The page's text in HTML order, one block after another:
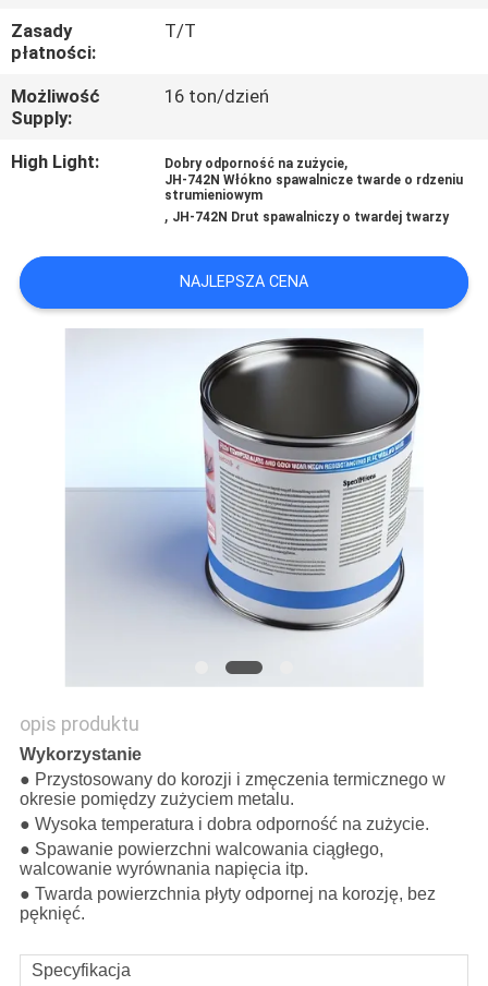
SKONTAKTUJ
SIĘ
Z
NAMI
AKTUALNOŚCI
POPROSIĆ
Zasady
płatności:
T/T
Możliwość
Supply:
16 ton/dzień
High Light: Dobry odporność na zużycie,
JH-742N Włókno spawalnicze twarde o rdzeniu
strumieniowym
, JH-742N Drut spawalniczy o twardej twarzy
NAJLEPSZA CENA
opis produktu
Wykorzystanie
● Przystosowany do korozji i zmęczenia termicznego w
okresie pomiędzy zużyciem metalu.
● Wysoka temperatura i dobra odporność na zużycie.
● Spawanie powierzchni walcowania ciągłego,
walcowanie wyrównania napięcia itp.
● Twarda powierzchnia płyty odpornej na korozję, bez
pęknięć.
Specyfikacja